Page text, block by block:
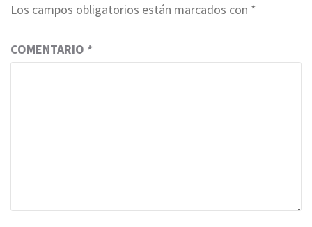
Los campos obligatorios están marcados con *
COMENTARIO *